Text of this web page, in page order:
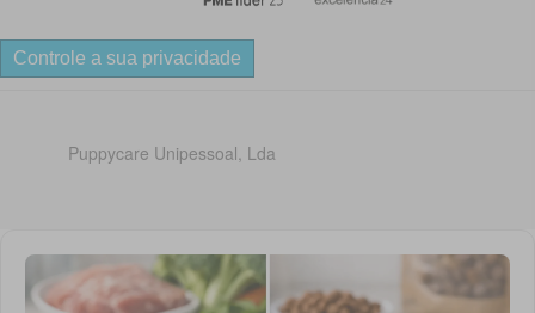
Controle a sua privacidade
Puppycare Unipessoal, Lda